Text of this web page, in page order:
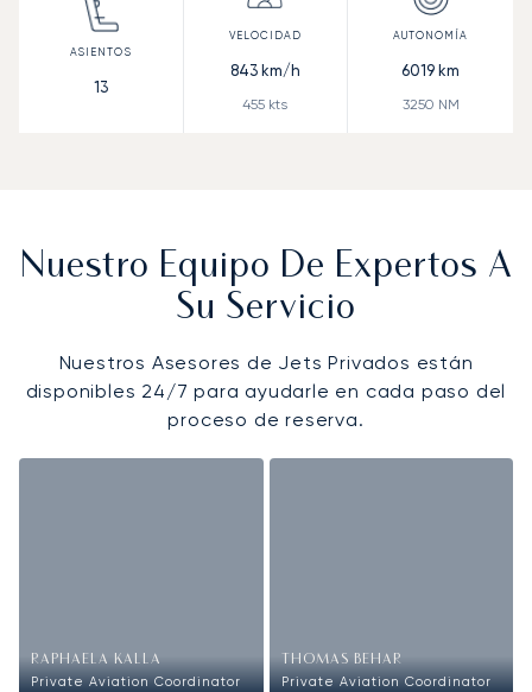
13
843km/h
455 kts
6019 km
3250 NM
Nuestro Equipo De Expertos A
Su Servicio
Nuestros Asesores de Jets Privados están
disponibles 24/7 para ayudarle en cada paso del
proceso de reserva.
RAPHAELA KALLA
Private Aviation Coordinator
THOMAS BEHAR
Private Aviation Coordinator